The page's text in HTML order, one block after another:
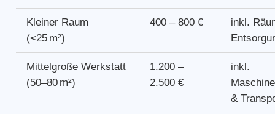
Kleiner Raum
(<25 m²)
400 – 800 €
inkl.
Mittelgroße Werkstatt
(50–80 m²)
1.200 –
2.500 €
inkl.
&